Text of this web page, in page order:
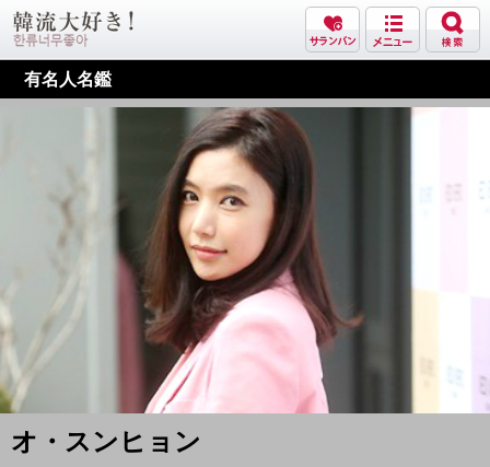
有名人名鑑
オ・スンヒョン